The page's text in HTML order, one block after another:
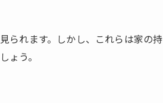
られます。しかし、これらは家の持
ょう。